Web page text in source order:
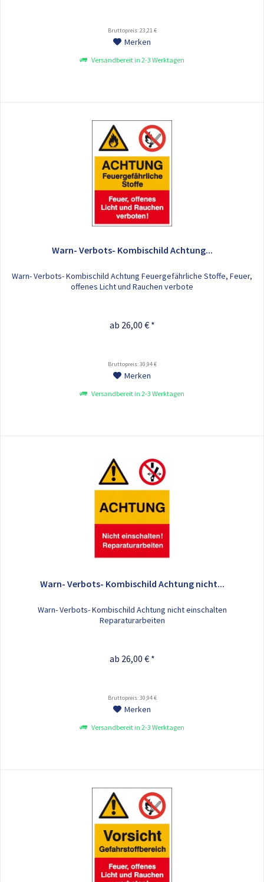
Bruttopreis: 23,21 €
Merken
Versandbereit in 2-3 Werktagen
Warn- Verbots- Kombischild Achtung...
Warn- Verbots- Kombischild Achtung Feuergefährliche Stoffe, Feuer,
offenes Licht und Rauchen verbote
ab 26,00 € *
Bruttopreis: 30,94 €
Merken
Versandbereit in 2-3 Werktagen
Warn- Verbots- Kombischild Achtung nicht...
Warn- Verbots- Kombischild Achtung nicht einschalten
Reparaturarbeiten
ab 26,00 € *
Bruttopreis: 30,94 €
Merken
Versandbereit in 2-3 Werktagen